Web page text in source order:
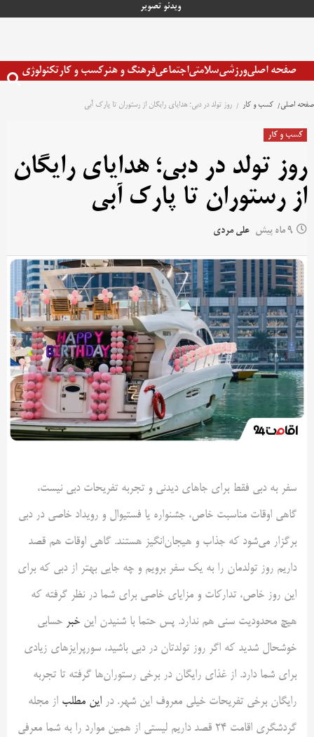
ویدئو تصویر
صفحه اصلیورزشیسلامتیاجتماعیفرهنگ و هنرکسب و کارتکنولوژی
صفحه اصلی کسب و کار روز تولد در دبی؛ هدایای رایگان از رستوران تا پارک آبی
کسب و کار
روز تولد در دبی؛ هدایای رایگان
از رستوران تا پارک آبی
9 ماه پیش علی مردی
سفر به دبی فقط برای جاهای دیدنی و تجربه تفریحات دبی نیست،
گاهی اوقات مناسبت خاص، جشنواره یا فستیوال و رویداد خاصی در دبی
برگزار می‌شود که جذاب و هیجان‌انگیز هستند. گاهی اوقات هم قصد
داریم روز تولدمان را به یک سفر برویم و چه جایی بهتر از دبی که برای
این روز خاص، تدارکات و مزایای خاصی برای شما در نظر گرفته که
هیچ محدودیت سنی هم ندارد. پس حتما با شنیدن این خبر حسابی
خوشحال شدید که اگر روز تولدتان در دبی باشید، سورپرایزهای زیادی
برای شما دارد. از غذای رایگان در برخی رستوران‌ها گرفته تا تجربه
رایگان برخی تفریحات خیلی معروف این شهر. در این مطلب از مجله
گردشگری اقامت ۲۴ قصد داریم لیستی از همین موارد را به شما معرفی